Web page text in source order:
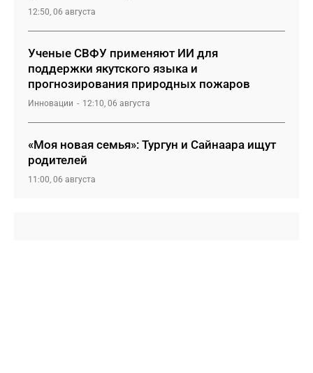
12:50, 06 августа
Ученые СВФУ применяют ИИ для
поддержки якутского языка и
прогнозирования природных пожаров
Инновации 12:10, 06 августа
«Моя новая семья»: Тургун и Сайнаара ищут
родителей
11:00, 06 августа